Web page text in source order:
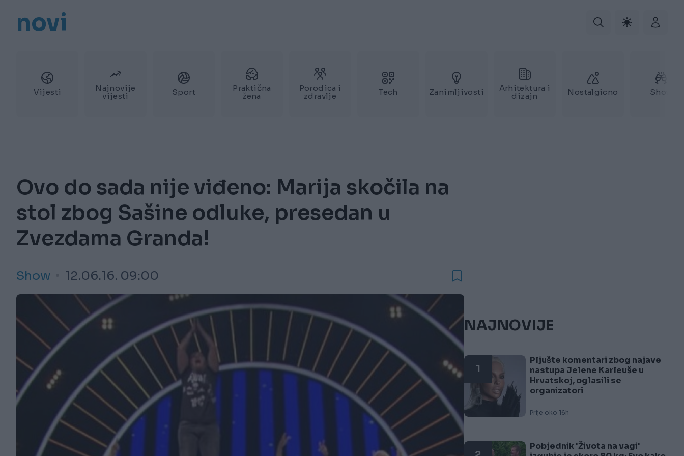
novi
Vijesti
Najnovije
vijesti
Sport
Praktična
žena
Porodica i
zdravlje
Tech Zanimljivosti
Arhitektura i
dizajn
Nostalgicno Show
Ovo do sada nije viđeno: Marija skočila na
stol zbog Sašine odluke, presedan u
Zvezdama Granda!
Show 12.06.16. 09:00
NAJNOVIJE
1
Pljušte komentari zbog najave
nastupa Jelene Karleuše u
Hrvatskoj, oglasili se
organizatori
Prije oko 16h
Pobjednik 'Života na vagi'